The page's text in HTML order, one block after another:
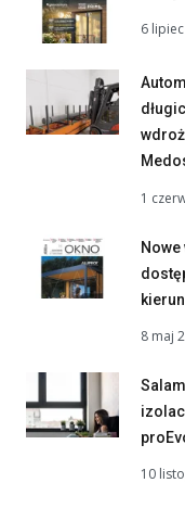
6
1
Nowe
8 maj
10